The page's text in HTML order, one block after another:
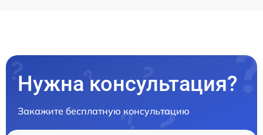
Нужна консультация?
Закажите бесплатную консультацию